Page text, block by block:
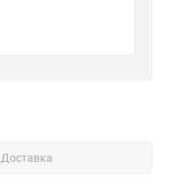
Доставка